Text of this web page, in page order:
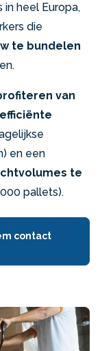
heel Europa,
die
te bundelen
van
en een
te
pallets).
contact